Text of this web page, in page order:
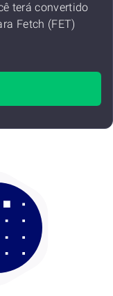
terá convertido
Fetch (FET)